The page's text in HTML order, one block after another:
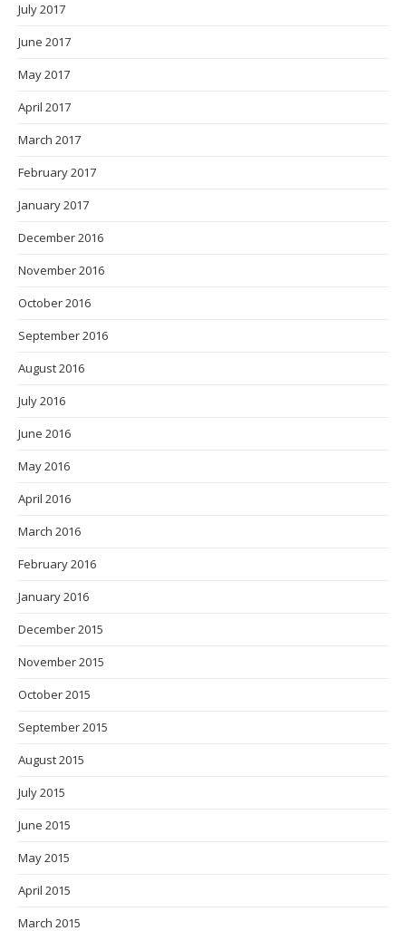
July 2017
June 2017
May 2017
April 2017
March 2017
February 2017
January 2017
December 2016
November 2016
October 2016
September 2016
August 2016
July 2016
June 2016
May 2016
April 2016
March 2016
February 2016
January 2016
December 2015
November 2015
October 2015
September 2015
August 2015
July 2015
June 2015
May 2015
April 2015
March 2015